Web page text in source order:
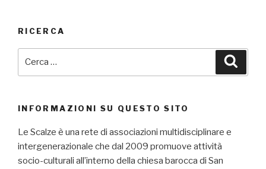
RICERCA
INFORMAZIONI SU QUESTO SITO
Le Scalze è una rete di associazioni multidisciplinare e
intergenerazionale che dal 2009 promuove attività
socio-culturali all’interno della chiesa barocca di San